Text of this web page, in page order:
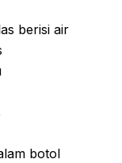
berisi air
botol